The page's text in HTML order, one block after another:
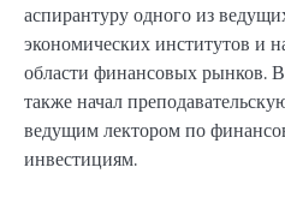
аспирантуру одного из
экономических институтов и
области финансовых рынков.
также начал
ведущим лектором по
инвестициям.